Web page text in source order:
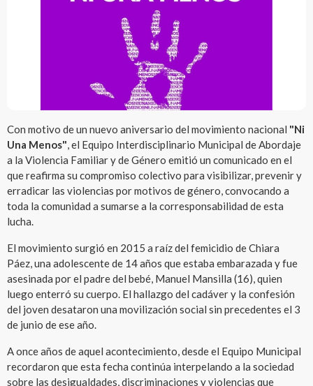
Con motivo de un nuevo aniversario del movimiento nacional "Ni
Una Menos", el Equipo Interdisciplinario Municipal de Abordaje
a la Violencia Familiar y de Género emitió un comunicado en el
que reafirma su compromiso colectivo para visibilizar, prevenir y
erradicar las violencias por motivos de género, convocando a
toda la comunidad a sumarse a la corresponsabilidad de esta
lucha.
El movimiento surgió en 2015 a raíz del femicidio de Chiara
Páez, una adolescente de 14 años que estaba embarazada y fue
asesinada por el padre del bebé, Manuel Mansilla (16), quien
luego enterró su cuerpo. El hallazgo del cadáver y la confesión
del joven desataron una movilización social sin precedentes el 3
de junio de ese año.
A once años de aquel acontecimiento, desde el Equipo Municipal
recordaron que esta fecha continúa interpelando a la sociedad
sobre las desigualdades, discriminaciones y violencias que